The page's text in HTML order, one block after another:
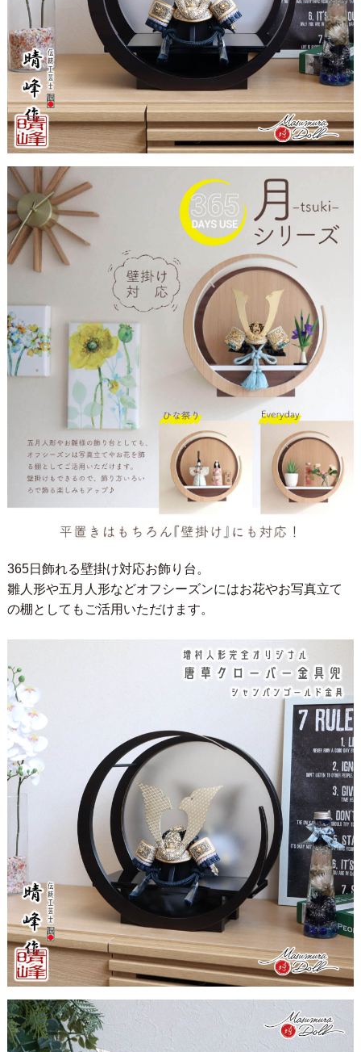
365日飾れる壁掛け対応お飾り台。
雛人形や五月人形などオフシーズンにはお花やお写真立て
の棚としてもご活用いただけます。